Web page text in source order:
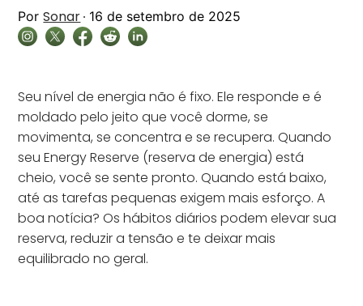
Por Sonar 16 de setembro de 2025
Seu nível de energia não é fixo. Ele responde e é
moldado pelo jeito que você dorme, se
movimenta, se concentra e se recupera. Quando
seu Energy Reserve (reserva de energia) está
cheio, você se sente pronto. Quando está baixo,
até as tarefas pequenas exigem mais esforço. A
boa notícia? Os hábitos diários podem elevar sua
reserva, reduzir a tensão e te deixar mais
equilibrado no geral.